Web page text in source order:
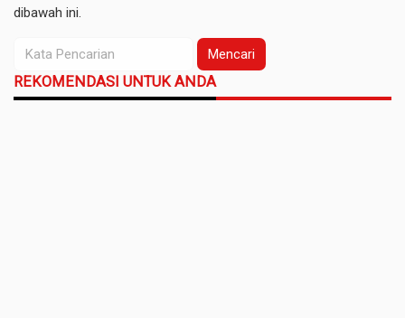
dibawah ini.
Mencari
REKOMENDASI UNTUK ANDA